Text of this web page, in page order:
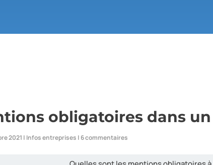
obligatoires dans
2021 | Infos entreprises | 6 commentaires